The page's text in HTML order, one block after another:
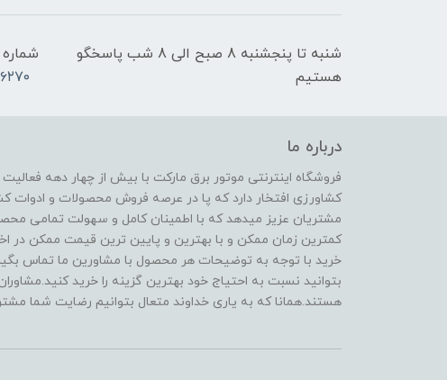
شنبه تا پنجشنبه 8 صبح الی 8 شب پاسخگو
هستیم
۰۳۱۳۲۳۵۶۲۷۰
درباره ما
فروشگاه اینترنتی موتور برق مارکت با بیش از چهار دهه
کشاورزی افتخار دارد که پا در عرصه فروش محصولات و ادوات
مشتریان عزیز میدهد که با اطمینان کامل و سهولت تمامی
کمترین زمان ممکن و با بهترین و پایین ترین قیمت ممکن در
خرید با توجه به توضیحات هر محصول با مشاورین ما تماس
بتوانید نسبت به احتیاج خود بهترین گزینه را خرید
هستند.همانا که به یاری خداوند متعال بتوانیم رضایت شما